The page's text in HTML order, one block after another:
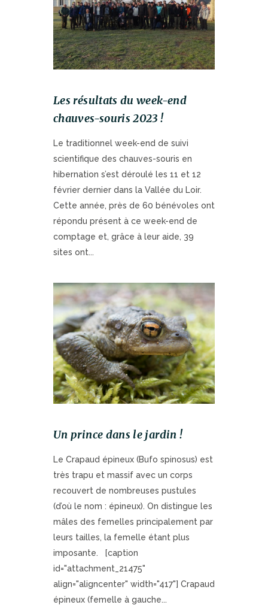
Les résultats du week-end
chauves-souris 2023 !
Le traditionnel week-end de suivi
scientifique des chauves-souris en
hibernation s’est déroulé les 11 et 12
février dernier dans la Vallée du Loir.
Cette année, près de 60 bénévoles ont
répondu présent à ce week-end de
comptage et, grâce à leur aide, 39
sites ont...
Un prince dans le jardin !
Le Crapaud épineux (Bufo spinosus) est
très trapu et massif avec un corps
recouvert de nombreuses pustules
(d’où le nom : épineux). On distingue les
mâles des femelles principalement par
leurs tailles, la femelle étant plus
imposante. [caption
id="attachment_21475"
align="aligncenter" width="417"] Crapaud
épineux (femelle à gauche...